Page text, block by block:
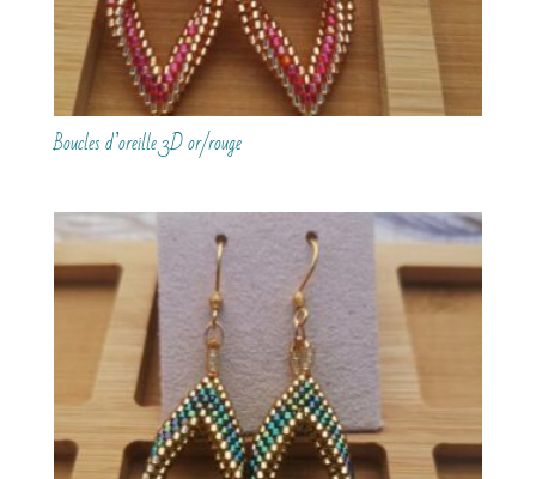
Boucles d’oreille 3D or/rouge